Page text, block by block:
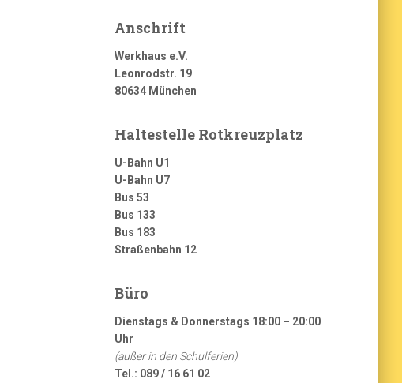
Anschrift
Werkhaus e.V.
Leonrodstr. 19
80634 München
Haltestelle Rotkreuzplatz
U-Bahn U1
U-Bahn U7
Bus 53
Bus 133
Bus 183
Straßenbahn 12
Büro
Dienstags & Donnerstags 18:00 – 20:00
Uhr
(außer in den Schulferien)
Tel.: 089 / 16 61 02